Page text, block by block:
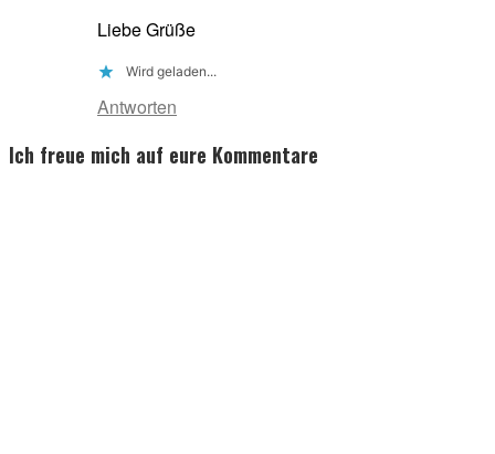
Liebe Grüße
Wird geladen...
Antworten
Ich freue mich auf eure Kommentare